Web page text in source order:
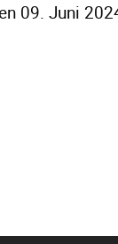
09. Juni